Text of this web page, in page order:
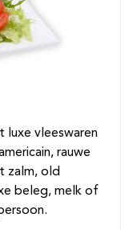
luxe vleeswaren
rauwe
zalm, old
beleg, melk of